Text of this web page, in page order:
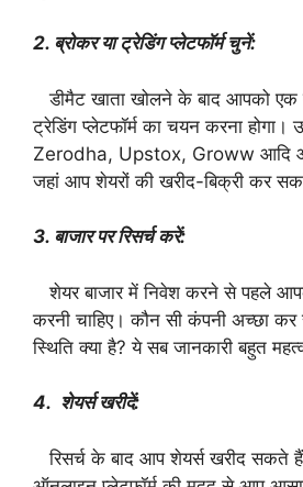
2. ब्रोकर या ट्रेडिंग प्लेटफॉर्म चुनें:
डीमैट खाता खोलने के बाद आपको एक
ट्रेडिंग प्लेटफॉर्म का चयन करना होगा।
Zerodha, Upstox, Groww आदि
जहां आप शेयरों की खरीद-बिक्री कर
3. बाजार पर रिसर्च करें:
शेयर बाजार में निवेश करने से पहले
करनी चाहिए। कौन सी कंपनी अच्छा कर
स्थिति क्या है? ये सब जानकारी बहुत
4. शेयर्स खरीदें:
रिसर्च के बाद आप शेयर्स खरीद सकते